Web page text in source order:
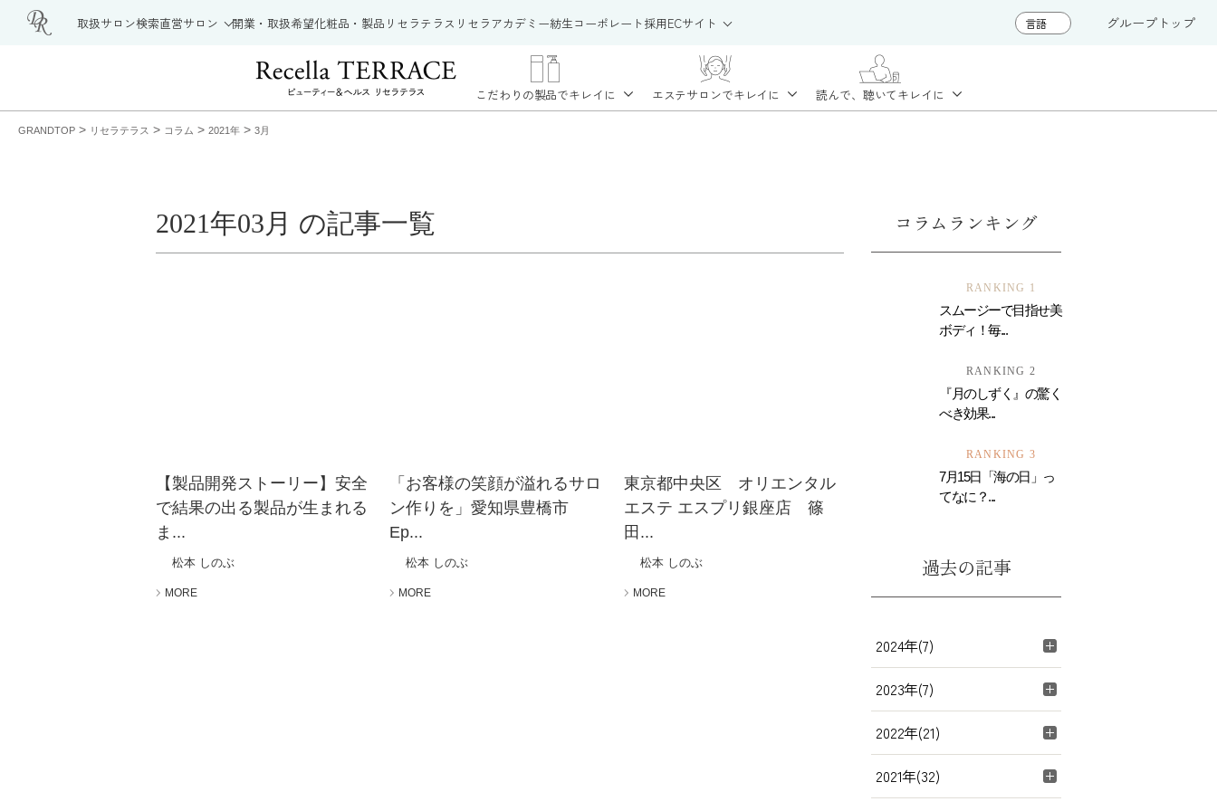
取扱サロン検索直営サロン 開業・取扱希望化粧品・製品 リセラテラス リセラアカデミー紡生コーポレート採用ECサイト グループトップ
こだわりの製品でキレイに エステサロンでキレイに 読んで、聴いてキレイに
GRANDTOP > リセラテラス > コラム > 2021年 > 3月
2021年03月 の記事一覧
【製品開発ストーリー】安全
で結果の出る製品が生まれる
ま...
松本 しのぶ
MORE
「お客様の笑顔が溢れるサロ
ン作りを」愛知県豊橋市
Ep...
松本 しのぶ
MORE
東京都中央区 オリエンタル
エステ エスプリ銀座店 篠
田...
松本 しのぶ
MORE
コラムランキング
RANKING 1
スムージーで目指せ美
ボディ！毎...
RANKING 2
『月のしずく』の驚く
べき効果...
RANKING 3
7月15日「海の日」っ
てなに？...
過去の記事
2024年(7)
2023年(7)
2022年(21)
2021年(32)